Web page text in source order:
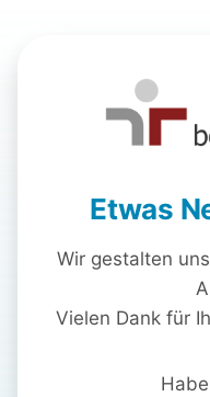
Etwas
Wir gestalten
Vielen Dank für